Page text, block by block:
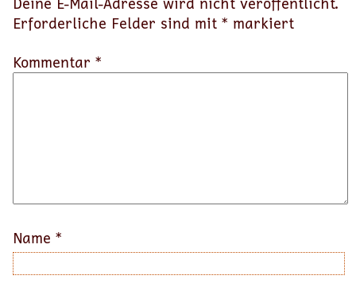
Erforderliche Felder sind mit * markiert
Kommentar *
Name *